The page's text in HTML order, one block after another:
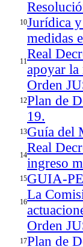
10Jurídica
medidas
11Real
apoyar la
12
Orden
Plan de
19.
13Guía del
14Real
ingreso
15GUIA-
16La
17
Orden
Plan de